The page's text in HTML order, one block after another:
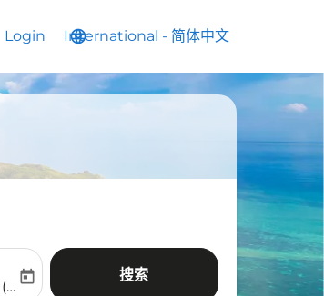
Login language
International - 简体中文
keyboard_arrow_down
date-aria-label
四)
today 搜索